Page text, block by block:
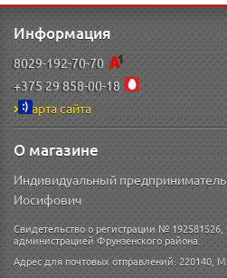
Информация
8029-192-70-70
+375 29 858-00-18
Карта сайта
О магазине
Индивидуальный
Иосифович
Свидетельство о регистрации №
администрацией Фрунзенского района.
Адрес для почтовых отправлений: 220140,